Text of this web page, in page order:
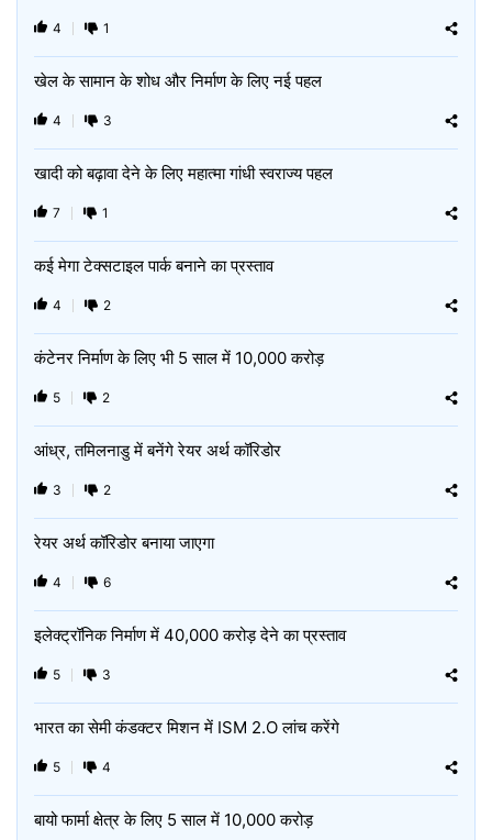
4 1
खेल के सामान के शोध और निर्माण के लिए नई पहल
4 3
खादी को बढ़ावा देने के लिए महात्मा गांधी स्वराज्य पहल
7 1
कई मेगा टेक्सटाइल पार्क बनाने का प्रस्ताव
4 2
कंटेनर निर्माण के लिए भी 5 साल में 10,000 करोड़
5 2
आंध्र, तमिलनाडु में बनेंगे रेयर अर्थ कॉरिडोर
3 2
रेयर अर्थ कॉरिडोर बनाया जाएगा
4 6
इलेक्ट्रॉनिक निर्माण में 40,000 करोड़ देने का प्रस्ताव
5 3
भारत का सेमी कंडक्टर मिशन में ISM 2.O लांच करेंगे
5 4
बायो फार्मा क्षेत्र के लिए 5 साल में 10,000 करोड़